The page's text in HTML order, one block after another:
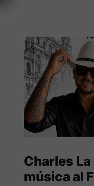
Charles
música al